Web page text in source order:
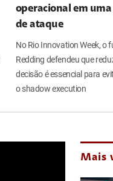
operacional em
de ataque
No Rio Innovation Week, o
Redding defendeu que
decisão é essencial para
o shadow execution
Mais